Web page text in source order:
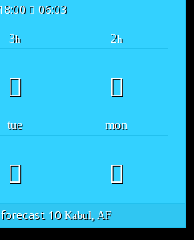
06:03
18:00 +0430
2h
3h
mon
tue
Kabul, AF
10 days weather forecast ▸